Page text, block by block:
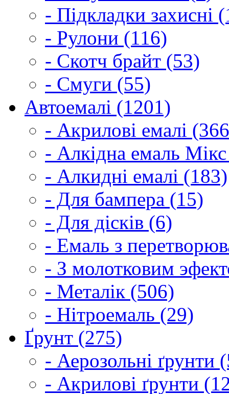
- Підкладки захисні
- Рулони (116)
- Скотч брайт (53)
- Смуги (55)
Автоемалі (1201)
- Акрилові емалі
- Алкідна емаль
- Алкидні емалі (183)
- Для бампера (15)
- Для дісків (6)
- Емаль з
- З молотковим
- Металік (506)
- Нітроемаль (29)
Ґрунт (275)
- Аерозольні ґрунти
- Акрилові ґрунти